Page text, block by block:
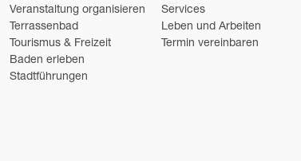
Veranstaltung organisieren
Terrassenbad
Tourismus & Freizeit
Baden erleben
Stadtführungen
Services
Leben und Arbeiten
Termin vereinbaren